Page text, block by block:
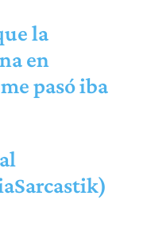
la
en
pasó iba